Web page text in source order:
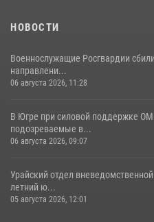
НОВОСТИ
Военнослужащие Росгвардии
направлени...
06 августа 2026, 11:28
В Югре при силовой поддержке
подозреваемые в...
06 августа 2026, 09:07
Урайский отдел
летний ю...
05 августа 2026, 12:01